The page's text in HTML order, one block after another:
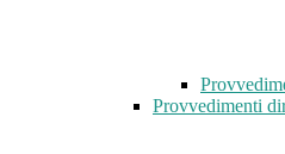
Provvedimenti